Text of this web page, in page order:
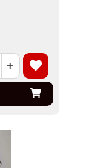
+